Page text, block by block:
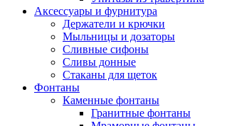
Аксессуары и фурнитура
Держатели и крючки
Мыльницы и дозаторы
Сливные сифоны
Сливы донные
Стаканы для щеток
Фонтаны
Каменные фонтаны
Гранитные фонтаны